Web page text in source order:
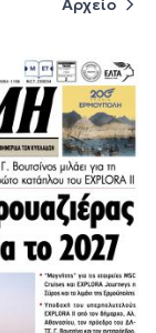
Αρχείο